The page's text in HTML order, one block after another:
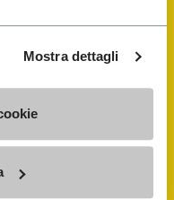
Mostra dettagli